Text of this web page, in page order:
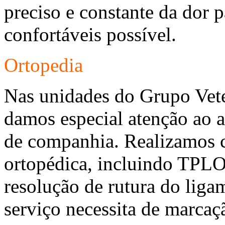
preciso e constante da dor
confortáveis possível.
Ortopedia
Nas unidades do Grupo
damos especial atenção
de companhia.
ortopédica, incluindo
resolução de rutura do
serviço necessita de